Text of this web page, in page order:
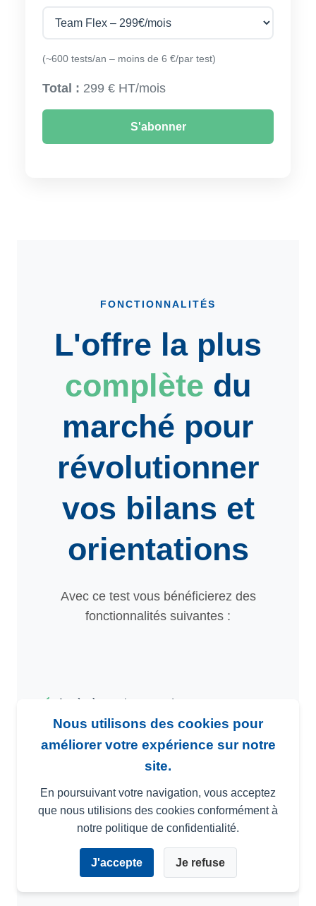
Nous utilisons des cookies pour
améliorer votre expérience sur notre
site.
En poursuivant votre navigation, vous acceptez
que nous utilisions des cookies conformément à
notre politique de confidentialité.
J'accepte Je refuse
(~600 tests/an – moins de 6 €/par test)
Total : 299 € HT/mois
S'abonner
FONCTIONNALITÉS
L'offre la plus
complète du
marché pour
révolutionner
vos bilans et
orientations
Avec ce test vous bénéficierez des
fonctionnalités suivantes :
Accès à tous les tests de recrutement
20 types de rapports individuels
Rapport de comparaison multi-candidats
10 types de résultats graphiques
Aide à l'interprétation